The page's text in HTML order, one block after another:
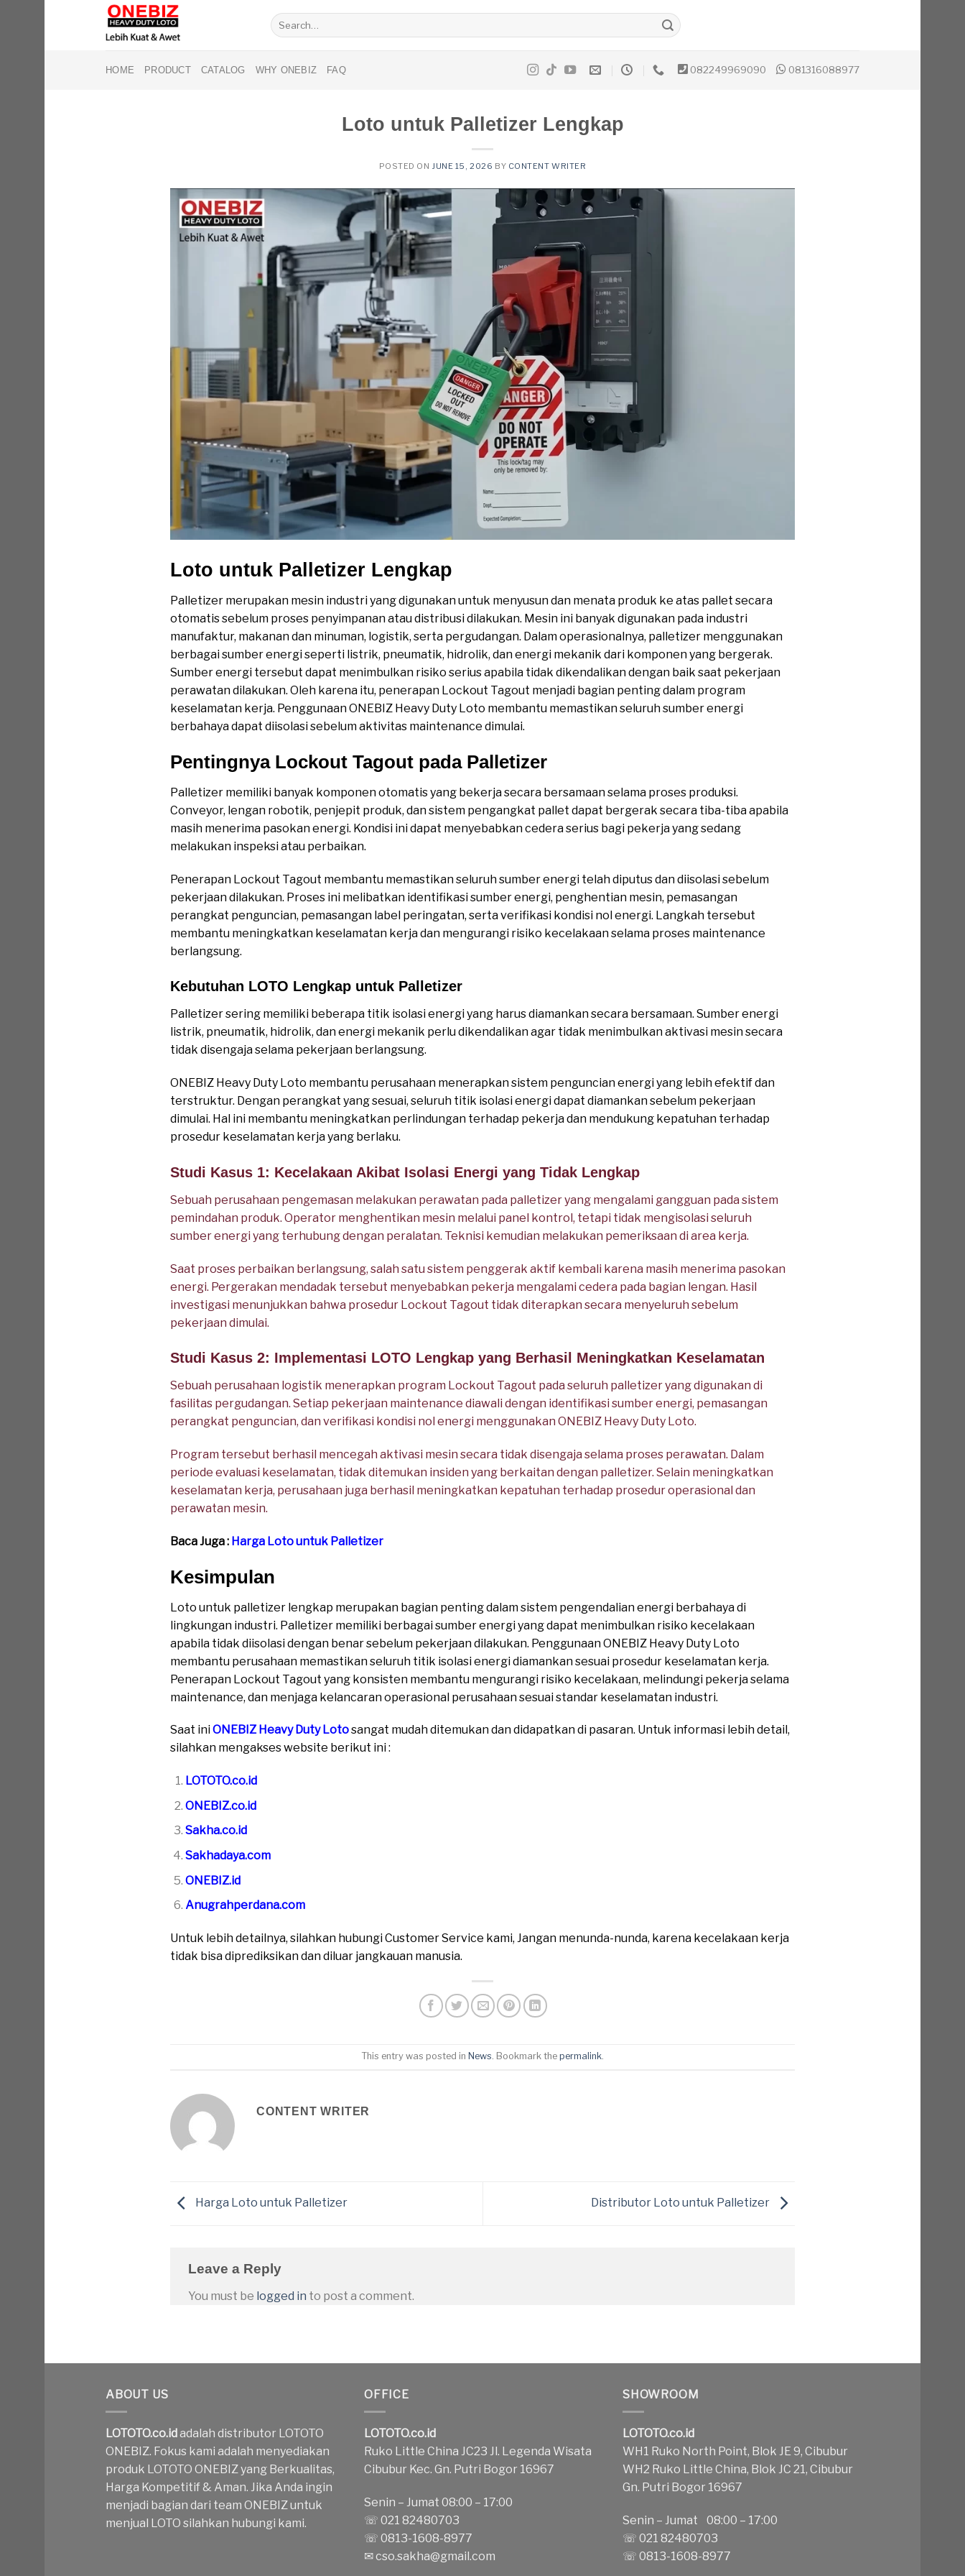
Search
for:
HOME PRODUCT CATALOG WHY ONEBIZ FAQ 082249969090 081316088977
Loto untuk Palletizer Lengkap
POSTED ON JUNE 15, 2026 BY CONTENT WRITER
Loto untuk Palletizer Lengkap
Palletizer merupakan mesin industri yang digunakan untuk menyusun dan menata produk ke atas pallet secara
otomatis sebelum proses penyimpanan atau distribusi dilakukan. Mesin ini banyak digunakan pada industri
manufaktur, makanan dan minuman, logistik, serta pergudangan. Dalam operasionalnya, palletizer menggunakan
berbagai sumber energi seperti listrik, pneumatik, hidrolik, dan energi mekanik dari komponen yang bergerak.
Sumber energi tersebut dapat menimbulkan risiko serius apabila tidak dikendalikan dengan baik saat pekerjaan
perawatan dilakukan. Oleh karena itu, penerapan Lockout Tagout menjadi bagian penting dalam program
keselamatan kerja. Penggunaan ONEBIZ Heavy Duty Loto membantu memastikan seluruh sumber energi
berbahaya dapat diisolasi sebelum aktivitas maintenance dimulai.
Pentingnya Lockout Tagout pada Palletizer
Palletizer memiliki banyak komponen otomatis yang bekerja secara bersamaan selama proses produksi.
Conveyor, lengan robotik, penjepit produk, dan sistem pengangkat pallet dapat bergerak secara tiba-tiba apabila
masih menerima pasokan energi. Kondisi ini dapat menyebabkan cedera serius bagi pekerja yang sedang
melakukan inspeksi atau perbaikan.
Penerapan Lockout Tagout membantu memastikan seluruh sumber energi telah diputus dan diisolasi sebelum
pekerjaan dilakukan. Proses ini melibatkan identifikasi sumber energi, penghentian mesin, pemasangan
perangkat penguncian, pemasangan label peringatan, serta verifikasi kondisi nol energi. Langkah tersebut
membantu meningkatkan keselamatan kerja dan mengurangi risiko kecelakaan selama proses maintenance
berlangsung.
Kebutuhan LOTO Lengkap untuk Palletizer
Palletizer sering memiliki beberapa titik isolasi energi yang harus diamankan secara bersamaan. Sumber energi
listrik, pneumatik, hidrolik, dan energi mekanik perlu dikendalikan agar tidak menimbulkan aktivasi mesin secara
tidak disengaja selama pekerjaan berlangsung.
ONEBIZ Heavy Duty Loto membantu perusahaan menerapkan sistem penguncian energi yang lebih efektif dan
terstruktur. Dengan perangkat yang sesuai, seluruh titik isolasi energi dapat diamankan sebelum pekerjaan
dimulai. Hal ini membantu meningkatkan perlindungan terhadap pekerja dan mendukung kepatuhan terhadap
prosedur keselamatan kerja yang berlaku.
Studi Kasus 1: Kecelakaan Akibat Isolasi Energi yang Tidak Lengkap
Sebuah perusahaan pengemasan melakukan perawatan pada palletizer yang mengalami gangguan pada sistem
pemindahan produk. Operator menghentikan mesin melalui panel kontrol, tetapi tidak mengisolasi seluruh
sumber energi yang terhubung dengan peralatan. Teknisi kemudian melakukan pemeriksaan di area kerja.
Saat proses perbaikan berlangsung, salah satu sistem penggerak aktif kembali karena masih menerima pasokan
energi. Pergerakan mendadak tersebut menyebabkan pekerja mengalami cedera pada bagian lengan. Hasil
investigasi menunjukkan bahwa prosedur Lockout Tagout tidak diterapkan secara menyeluruh sebelum
pekerjaan dimulai.
Studi Kasus 2: Implementasi LOTO Lengkap yang Berhasil Meningkatkan Keselamatan
Sebuah perusahaan logistik menerapkan program Lockout Tagout pada seluruh palletizer yang digunakan di
fasilitas pergudangan. Setiap pekerjaan maintenance diawali dengan identifikasi sumber energi, pemasangan
perangkat penguncian, dan verifikasi kondisi nol energi menggunakan ONEBIZ Heavy Duty Loto.
Program tersebut berhasil mencegah aktivasi mesin secara tidak disengaja selama proses perawatan. Dalam
periode evaluasi keselamatan, tidak ditemukan insiden yang berkaitan dengan palletizer. Selain meningkatkan
keselamatan kerja, perusahaan juga berhasil meningkatkan kepatuhan terhadap prosedur operasional dan
perawatan mesin.
Baca Juga : Harga Loto untuk Palletizer
Kesimpulan
Loto untuk palletizer lengkap merupakan bagian penting dalam sistem pengendalian energi berbahaya di
lingkungan industri. Palletizer memiliki berbagai sumber energi yang dapat menimbulkan risiko kecelakaan
apabila tidak diisolasi dengan benar sebelum pekerjaan dilakukan. Penggunaan ONEBIZ Heavy Duty Loto
membantu perusahaan memastikan seluruh titik isolasi energi diamankan sesuai prosedur keselamatan kerja.
Penerapan Lockout Tagout yang konsisten membantu mengurangi risiko kecelakaan, melindungi pekerja selama
maintenance, dan menjaga kelancaran operasional perusahaan sesuai standar keselamatan industri.
Saat iniONEBIZ Heavy Duty Lotosangat mudah ditemukan dan didapatkan di pasaran. Untuk informasi lebih detail,
silahkan mengakses website berikut ini :
LOTOTO.co.id
ONEBIZ.co.id
Sakha.co.id
Sakhadaya.com
ONEBIZ.id
Anugrahperdana.com
Untuk lebih detailnya, silahkan hubungi Customer Service kami, Jangan menunda-nunda, karena kecelakaan kerja
tidak bisa diprediksikan dan diluar jangkauan manusia.
This entry was posted in News. Bookmark the permalink.
CONTENT WRITER
Harga Loto untuk Palletizer Distributor Loto untuk Palletizer
Leave a Reply
You must be logged in to post a comment.
ABOUT US
LOTOTO.co.id adalah distributor LOTOTO
ONEBIZ. Fokus kami adalah menyediakan
produk LOTOTO ONEBIZ yang Berkualitas,
Harga Kompetitif & Aman. Jika Anda ingin
menjadi bagian dari team ONEBIZ untuk
menjual LOTO silahkan hubungi kami.
OFFICE
LOTOTO.co.id
Ruko Little China JC23 Jl. Legenda Wisata
Cibubur Kec. Gn. Putri Bogor 16967
Senin – Jumat 08:00 – 17:00
☏ 021 82480703
☏ 0813-1608-8977
✉cso.sakha@gmail.com
SHOWROOM
LOTOTO.co.id
WH1 Ruko North Point, Blok JE 9, Cibubur
WH2 Ruko Little China, Blok JC 21, Cibubur
Gn. Putri Bogor 16967
Senin – Jumat 08:00 – 17:00
☏ 021 82480703
☏ 0813-1608-8977